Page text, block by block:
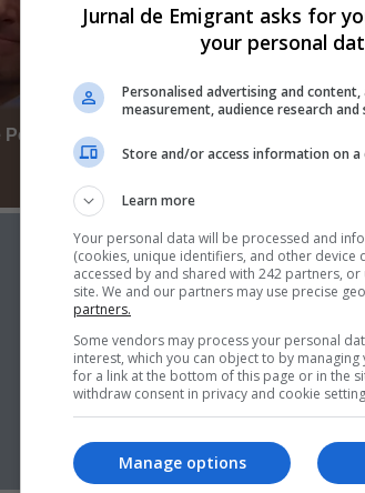
Jurnal de Emigrant asks for
your personal
Personalised advertising and
measurement, audience research
Store and/or access information on a
Learn more
Your personal data will be processed and
(cookies, unique identifiers, and other device
accessed by and shared with 242 partners,
site. We and our partners may use precise
partners.
Some vendors may process your personal
interest, which you can object to by
for a link at the bottom of this page or in the
withdraw consent in privacy and cookie
Manage options